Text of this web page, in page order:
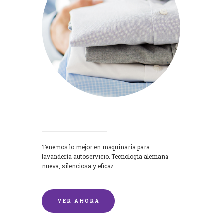
Tenemos lo mejor en maquinaria para
lavandería autoservicio. Tecnología alemana
nueva, silenciosa y eficaz.
VER AHORA